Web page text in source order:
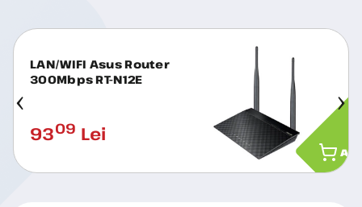
LAN/WIFI Asus Router
300Mbps RT-N12E
9309 Lei